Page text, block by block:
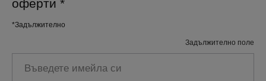
оферти *
*Задължително
Задължително поле